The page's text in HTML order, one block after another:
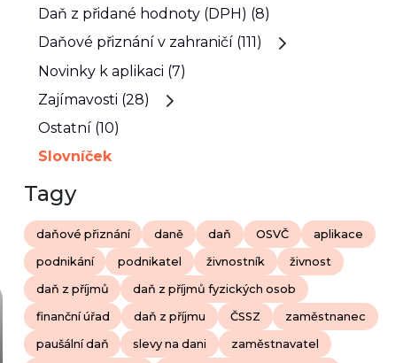
Daň z přidané hodnoty (DPH) (8)
Daňové přiznání v zahraničí (111)
Novinky k aplikaci (7)
Zajímavosti (28)
Ostatní (10)
Slovníček
Tagy
daňové přiznání daně daň OSVČ aplikace
podnikání podnikatel živnostník živnost
daň z příjmů daň z příjmů fyzických osob
finanční úřad daň z příjmu ČSSZ zaměstnanec
paušální daň slevy na dani zaměstnavatel